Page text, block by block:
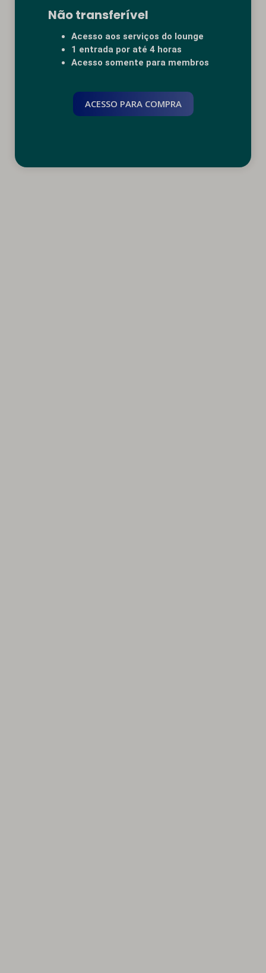
Não transferível
Acesso aos serviços do lounge
1 entrada por até 4 horas
Acesso somente para membros
ACESSO PARA COMPRA